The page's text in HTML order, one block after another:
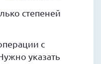
степеней
с
Нужно указать